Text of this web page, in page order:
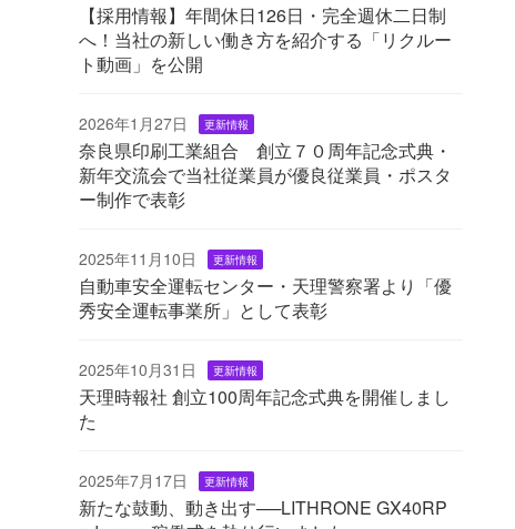
【採用情報】年間休日126日・完全週休二日制
へ！当社の新しい働き方を紹介する「リクルー
ト動画」を公開
2026年1月27日 更新情報
奈良県印刷工業組合 創立７０周年記念式典・
新年交流会で当社従業員が優良従業員・ポスタ
ー制作で表彰
2025年11月10日 更新情報
自動車安全運転センター・天理警察署より「優
秀安全運転事業所」として表彰
2025年10月31日 更新情報
天理時報社 創立100周年記念式典を開催しまし
た
2025年7月17日 更新情報
新たな鼓動、動き出す──LITHRONE GX40RP